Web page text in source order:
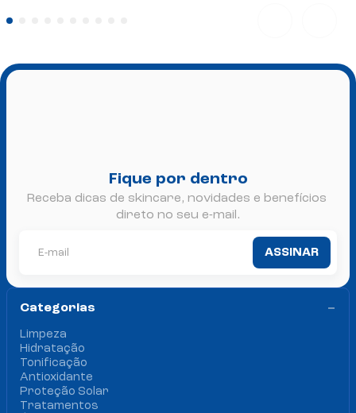
Fique por dentro
Receba dicas de skincare, novidades e benefícios
direto no seu e-mail.
ASSINAR
Limpeza
Hidratação
Tonificação
Antioxidante
Proteção Solar
Tratamentos